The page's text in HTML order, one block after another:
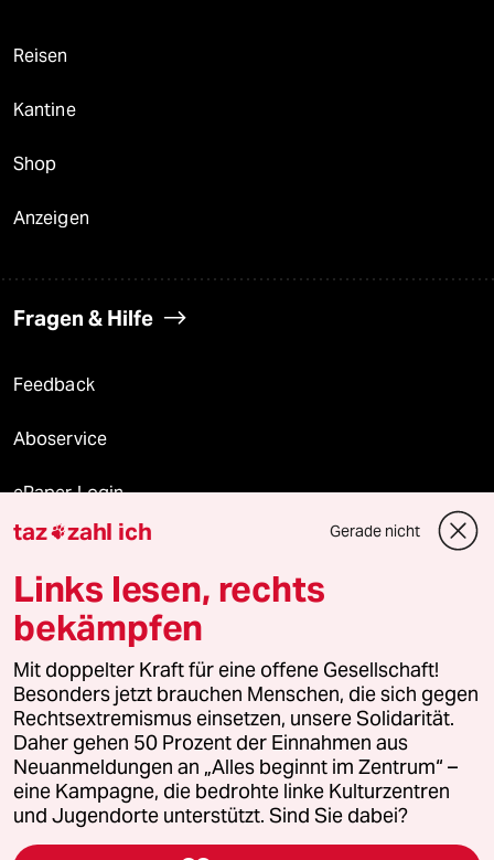
Reisen
Kantine
Shop
Anzeigen
Fragen & Hilfe
Feedback
Aboservice
ePaper Login
Downloads für Abonnierende
© 2026 taz Verlags und Vertriebs GmbH
Alle Rechte vorbehalten. Bei rechtlichen Fragen oder für Genehmigungen
wenden Sie sich bitte an
lizenzen@taz.de
Feedback Redaktionsstatut Kommune-Richtlinien
Leitlinie Informant Datenschutz Impressum AGB
taz zahl ich Gerade nicht
Links lesen, rechts
bekämpfen
Mit doppelter Kraft für eine offene Gesellschaft!
Besonders jetzt brauchen Menschen, die sich gegen
Rechtsextremismus einsetzen, unsere Solidarität.
Daher gehen 50 Prozent der Einnahmen aus
Neuanmeldungen an „Alles beginnt im Zentrum“ –
eine Kampagne, die bedrohte linke Kulturzentren
und Jugendorte unterstützt. Sind Sie dabei?